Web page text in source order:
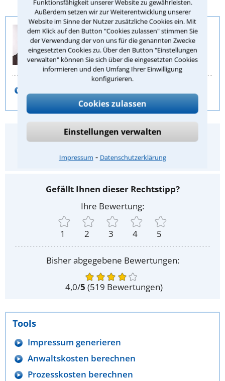
Funktionsfähigkeit unserer Website zu gewährleisten.
Außerdem setzen wir zur Weiterentwicklung unserer
Website im Sinne der Nutzer zusätzliche Cookies ein. Mit
dem Klick auf den Button "Cookies zulassen" stimmen Sie
der Verwendung der von uns für die genannten Zwecke
eingesetzten Cookies zu. Über den Button "Einstellungen
verwalten" können Sie sich über die eingesetzten Cookies
informieren und den Umfang Ihrer Einwilligung
konfigurieren.
Cookies zulassen
Einstellungen verwalten
Impressum ⁃ Datenschutzerklärung
Anwalt-Suchservice
Juristische Redaktion
Stephan Buch
Hat Ihnen dieser Rechtstipp geholfen?
Ja
Nein
Gefällt Ihnen dieser Rechtstipp?
Ihre Bewertung:
1 2 3 4 5
Bisher abgegebene Bewertungen:
4,0/5 (519 Bewertungen)
Tools
Impressum generieren
Anwaltskosten berechnen
Prozesskosten berechnen